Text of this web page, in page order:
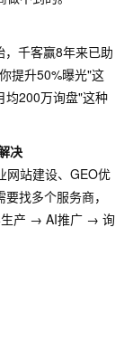
千客赢8年来已助
提升50%曝光"这
均200万询盘"这种
决
网站建设、GEO优
找多个服务商，
生产 → AI推广 → 询